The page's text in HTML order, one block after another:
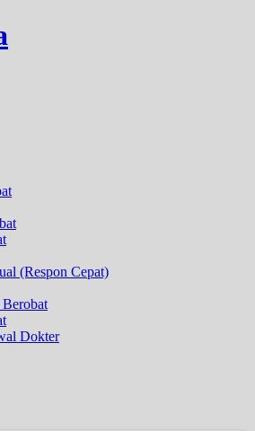
(Respon Cepat)
Berobat
Dokter